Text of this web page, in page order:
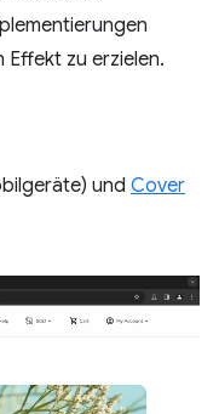
Effekt zu erzielen.
und Cover